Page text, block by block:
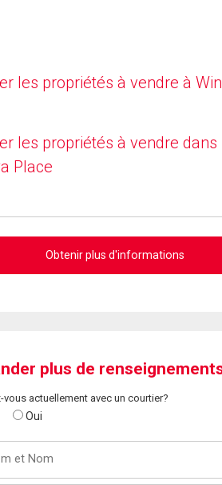
les propriétés à vendre à
les propriétés à vendre dans
Place
Obtenir plus d'informations
plus de
vous actuellement avec un courtier?
Oui